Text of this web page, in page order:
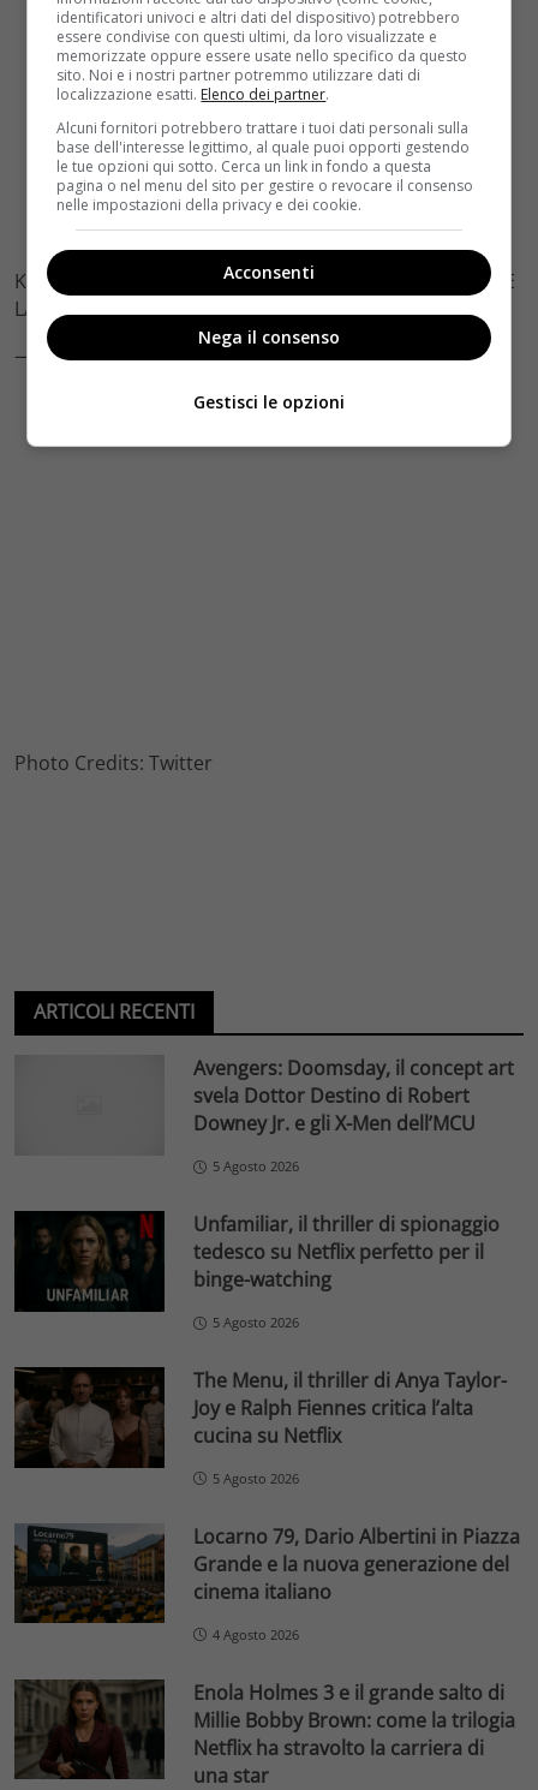
Kit Harington senza barba…. MELISANDRE FAI TORNARE
LA BARBA GRAZIE
— Alessia (@iwannnabeyours)2 giugno 2016
Photo Credits: Twitter
ARTICOLI RECENTI
Avengers: Doomsday, il concept art
svela Dottor Destino di Robert
Downey Jr. e gli X-Men dell’MCU
5 Agosto 2026
Unfamiliar, il thriller di spionaggio
tedesco su Netflix perfetto per il
binge-watching
5 Agosto 2026
The Menu, il thriller di Anya Taylor-
Joy e Ralph Fiennes critica l’alta
cucina su Netflix
5 Agosto 2026
Locarno 79, Dario Albertini in Piazza
Grande e la nuova generazione del
cinema italiano
4 Agosto 2026
Enola Holmes 3 e il grande salto di
Millie Bobby Brown: come la trilogia
Netflix ha stravolto la carriera di
una star
identificatori univoci e altri dati del dispositivo) potrebbero
essere condivise con questi ultimi, da loro visualizzate e
memorizzate oppure essere usate nello specifico da questo
sito. Noi e i nostri partner potremmo utilizzare dati di
localizzazione esatti. Elenco dei partner.
Alcuni fornitori potrebbero trattare i tuoi dati personali sulla
base dell'interesse legittimo, al quale puoi opporti gestendo
le tue opzioni qui sotto. Cerca un link in fondo a questa
pagina o nel menu del sito per gestire o revocare il consenso
nelle impostazioni della privacy e dei cookie.
Acconsenti
Nega il consenso
Gestisci le opzioni